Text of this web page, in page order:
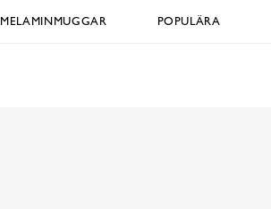
MELAMINMUGGAR POPULÄRA